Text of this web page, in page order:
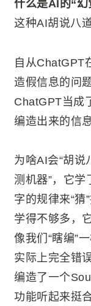
什么是AI的“幻
这种AI胡说八
自从ChatGPT
造假信息的问
ChatGPT当成
编造出来的信
为啥AI会“胡说
测机器”，它
字的规律来“猜
学得不够多，
像我们“瞎编”
实际上完全错
编造了一个
功能听起来挺